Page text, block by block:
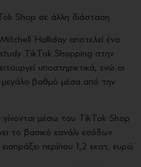
Shop σε άλλη διάσταση
Halliday αποτελεί ένα
TikTok Shopping στην
υποστηρικτικά, ενώ οι
μεγάλο βαθμό μέσα από την
μέσω του TikTok Shop
το βασικό κανάλι εσόδων
περίπου 1,2 εκατ. ευρώ